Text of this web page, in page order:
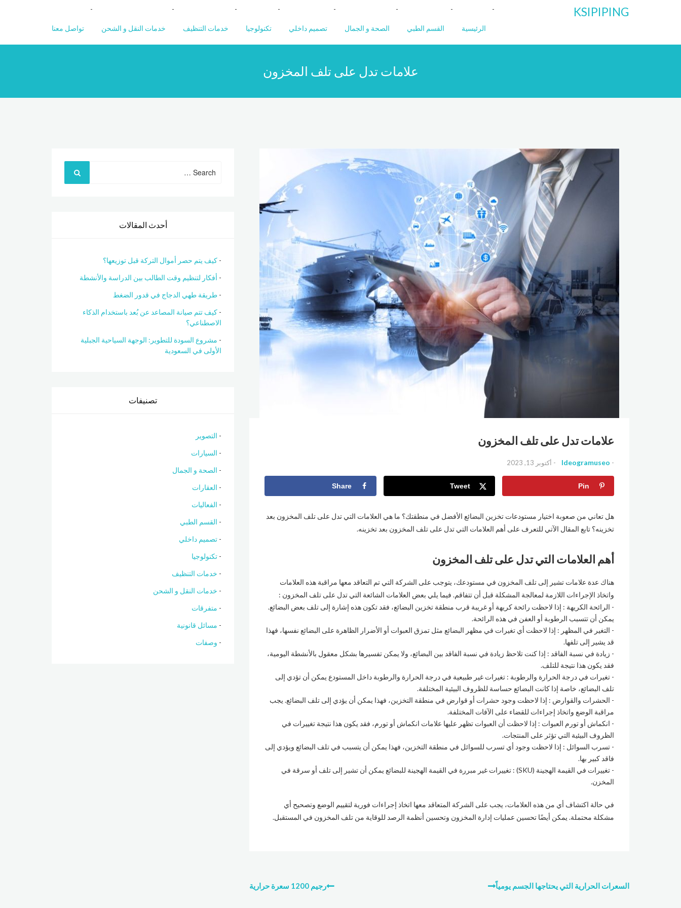
KSIPIPING
الرئيسية القسم الطبي الصحة و الجمال تصميم داخلي تكنولوجيا خدمات التنظيف خدمات النقل و الشحن تواصل معنا
علامات تدل على تلف المخزون
علامات تدل على تلف المخزون
Ideogramuseo أكتوبر 13, 2023
Share Tweet Pin
هل تعاني من صعوبة اختيار مستودعات تخزين البضائع الأفضل في منطقتك؟ ما هي العلامات التي تدل على تلف المخزون بعد
تخزينه؟ تابع المقال الآتي للتعرف على أهم العلامات التي تدل على تلف المخزون بعد تخزينه.
أهم العلامات التي تدل على تلف المخزون
هناك عدة علامات تشير إلى تلف المخزون في مستودعك، يتوجب على الشركة التي تم التعاقد معها مراقبة هذه العلامات
واتخاذ الإجراءات اللازمة لمعالجة المشكلة قبل أن تتفاقم. فيما يلي بعض العلامات الشائعة التي تدل على تلف المخزون :
الرائحة الكريهة : إذا لاحظت رائحة كريهة أو غريبة قرب منطقة تخزين البضائع، فقد تكون هذه إشارة إلى تلف بعض البضائع.
يمكن أن تتسبب الرطوبة أو العفن في هذه الرائحة.
التغير في المظهر : إذا لاحظت أي تغيرات في مظهر البضائع مثل تمزق العبوات أو الأضرار الظاهرة على البضائع نفسها، فهذا
قد يشير إلى تلفها.
زيادة في نسبة الفاقد : إذا كنت تلاحظ زيادة في نسبة الفاقد بين البضائع، ولا يمكن تفسيرها بشكل معقول بالأنشطة اليومية،
فقد يكون هذا نتيجة للتلف.
تغيرات في درجة الحرارة والرطوبة : تغيرات غير طبيعية في درجة الحرارة والرطوبة داخل المستودع يمكن أن تؤدي إلى
تلف البضائع، خاصة إذا كانت البضائع حساسة للظروف البيئية المختلفة.
الحشرات والقوارض : إذا لاحظت وجود حشرات أو قوارض في منطقة التخزين، فهذا يمكن أن يؤدي إلى تلف البضائع. يجب
مراقبة الوضع واتخاذ إجراءات للقضاء على الآفات المختلفة.
انكماش أو تورم العبوات : إذا لاحظت أن العبوات تظهر عليها علامات انكماش أو تورم، فقد يكون هذا نتيجة تغييرات في
الظروف البيئية التي تؤثر على المنتجات.
تسرب السوائل : إذا لاحظت وجود أي تسرب للسوائل في منطقة التخزين، فهذا يمكن أن يتسبب في تلف البضائع ويؤدي إلى
فاقد كبير بها.
تغييرات في القيمة الهجينة (SKU) : تغييرات غير مبررة في القيمة الهجينة للبضائع يمكن أن تشير إلى تلف أو سرقة في
المخزن.
في حالة اكتشاف أي من هذه العلامات، يجب على الشركة المتعاقد معها اتخاذ إجراءات فورية لتقييم الوضع وتصحيح أي
مشكلة محتملة. يمكن أيضًا تحسين عمليات إدارة المخزون وتحسين أنظمة الرصد للوقاية من تلف المخزون في المستقبل.
تصفّح
المقالات
السعرات الحرارية التي يحتاجها الجسم يومياً رجيم 1200 سعرة حرارية
for:
أحدث المقالات
كيف يتم حصر أموال التركة قبل توزيعها؟
أفكار لتنظيم وقت الطالب بين الدراسة والأنشطة
طريقة طهي الدجاج في قدور الضغط
كيف تتم صيانة المصاعد عن بُعد باستخدام الذكاء
الاصطناعي؟
مشروع السودة للتطوير: الوجهة السياحية الجبلية
الأولى في السعودية
تصنيفات
التصوير
السيارات
الصحة و الجمال
العقارات
الفعاليات
القسم الطبي
تصميم داخلي
تكنولوجيا
خدمات التنظيف
خدمات النقل و الشحن
متفرقات
مسائل قانونية
وصفات